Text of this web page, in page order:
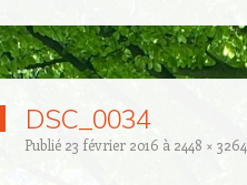
DSC_0034
Publié 23 février 2016 à 2448 × 3264